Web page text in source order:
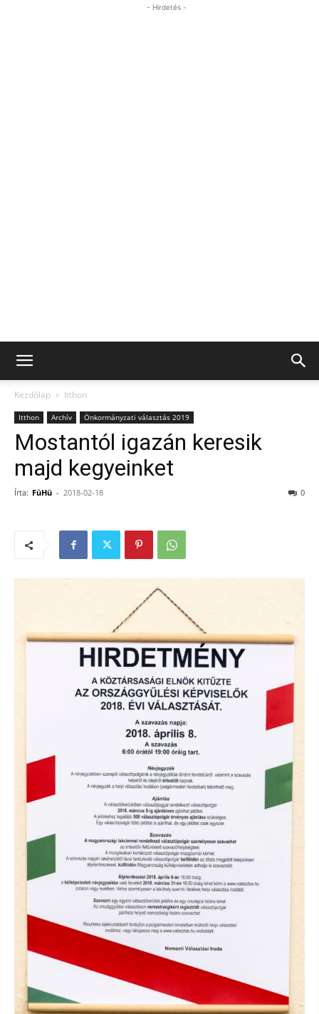
- Hirdetés -
Kezdőlap Itthon
Itthon Archív Önkormányzati választás 2019
Mostantól igazán keresik
majd kegyeinket
Írta: FüHü - 2018-02-18 0